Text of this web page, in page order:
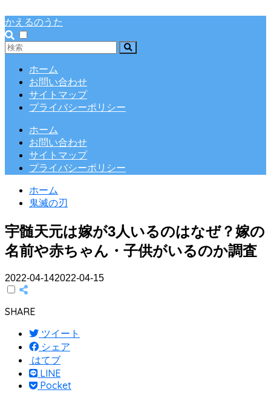
かえるのうた
ホーム
お問い合わせ
サイトマップ
プライバシーポリシー
ホーム
お問い合わせ
サイトマップ
プライバシーポリシー
ホーム
鬼滅の刃
宇髄天元は嫁が3人いるのはなぜ？嫁の
名前や赤ちゃん・子供がいるのか調査
2022-04-142022-04-15
SHARE
ツイート
シェア
はてブ
LINE
Pocket